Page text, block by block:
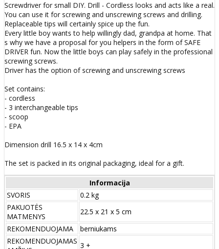
Screwdriver for small DIY. Drill - Cordless looks and acts like a real.
You can use it for screwing and unscrewing screws and drilling.
Replaceable tips will certainly spice up the fun.
Every little boy wants to help willingly dad, grandpa at home. That
s why we have a proposal for you helpers in the form of SAFE
DRIVER fun. Now the little boys can play safely in the professional
screwing screws.
Driver has the option of screwing and unscrewing screws
Set contains:
- cordless
- 3 interchangeable tips
- scoop
- EPA
Dimension drill 16.5 x 14 x 4cm
The set is packed in its original packaging, ideal for a gift.
Informacija
SVORIS
0.2 kg
PAKUOTĖS
MATMENYS
22.5 x 21 x 5 cm
REKOMENDUOJAMA
berniukams
REKOMENDUOJAMAS 3 +